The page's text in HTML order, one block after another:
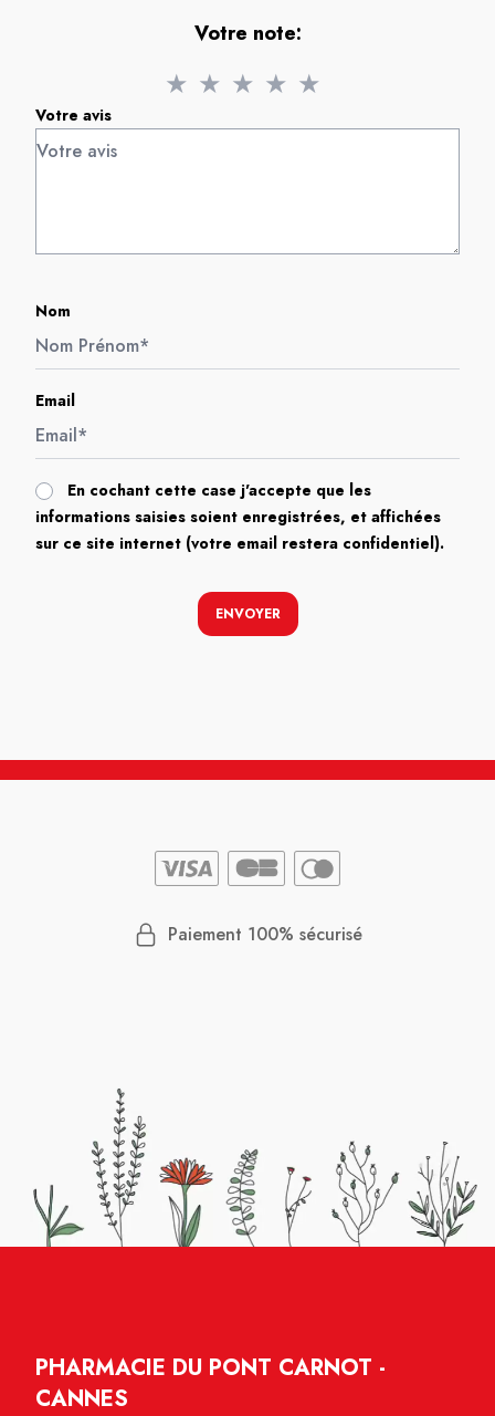
Votre note:
★ ★ ★ ★ ★
Votre avis
Nom
Email
En cochant cette case j'accepte que les
informations saisies soient enregistrées, et affichées
sur ce site internet (votre email restera confidentiel).
ENVOYER
Paiement 100% sécurisé
PHARMACIE DU PONT CARNOT -
CANNES